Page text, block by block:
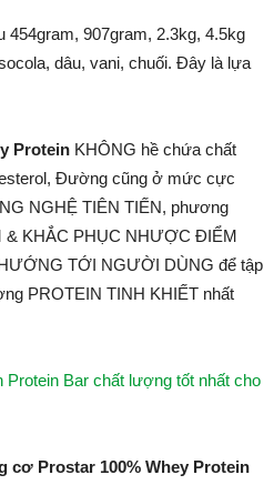
907gram, 2.3kg, 4.5kg
dâu, vani, chuối. Đây là lựa
Protein KHÔNG hề chứa chất
Đường cũng ở mức cực
NGHỆ TIÊN TIẾN, phương
& KHẮC PHỤC NHƯỢC ĐIỂM
TỚI NGƯỜI DÙNG để tập
PROTEIN TINH KHIẾT nhất
Protein Bar chất lượng tốt nhất cho
cơ Prostar 100% Whey Protein